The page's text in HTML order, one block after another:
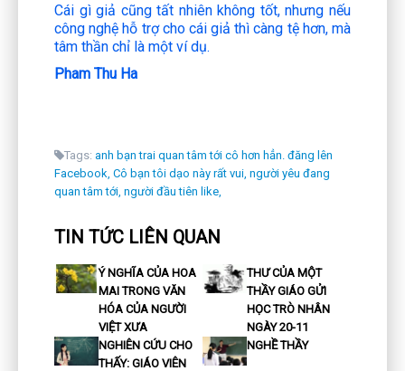
Cái gì giả cũng tất nhiên không tốt, nhưng nếu
công nghệ hỗ trợ cho cái giả thì càng tệ hơn, mà
tâm thần chỉ là một ví dụ.
Pham Thu Ha
Tags: anh bạn trai quan tâm tới cô hơn hẳn. đăng lên
Facebook, Cô bạn tôi dạo này rất vui, người yêu đang
quan tâm tới, người đầu tiên like,
TIN TỨC LIÊN QUAN
Ý NGHĨA CỦA HOA
MAI TRONG VĂN
HÓA CỦA NGƯỜI
VIỆT XƯA
THƯ CỦA MỘT
THẦY GIÁO GỬI
HỌC TRÒ NHÂN
NGÀY 20-11
NGHIÊN CỨU CHO
THẤY: GIÁO VIÊN
NGHỀ THẦY